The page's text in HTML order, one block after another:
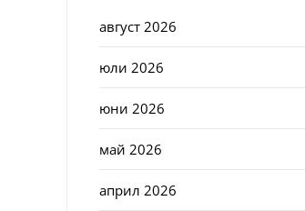
август 2026
юли 2026
юни 2026
май 2026
април 2026